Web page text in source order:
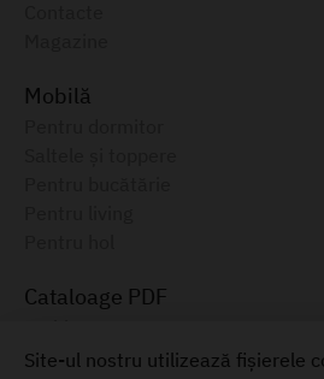
Mobilă
Cataloage PDF
Catalog electronic, August 2025
Site-ul nostru utilizează fișierele